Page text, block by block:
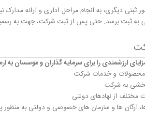
ثبتی دیگری، به انجام مراحل اداری و ارائه
ثبت برسد. حتی پس از ثبت شرکت، جهت به رسمیت
ارزشمندی را برای سرمایه گذاران و موسسان به
محصولات و خدمات شرکت
به شرکت
مختلف از نهادهای دولتی
ارگان ها و سازمان های خصوصی و دولتی به